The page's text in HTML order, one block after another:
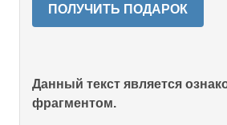
ПОЛУЧИТЬ ПОДАРОК
Данный текст является
фрагментом.